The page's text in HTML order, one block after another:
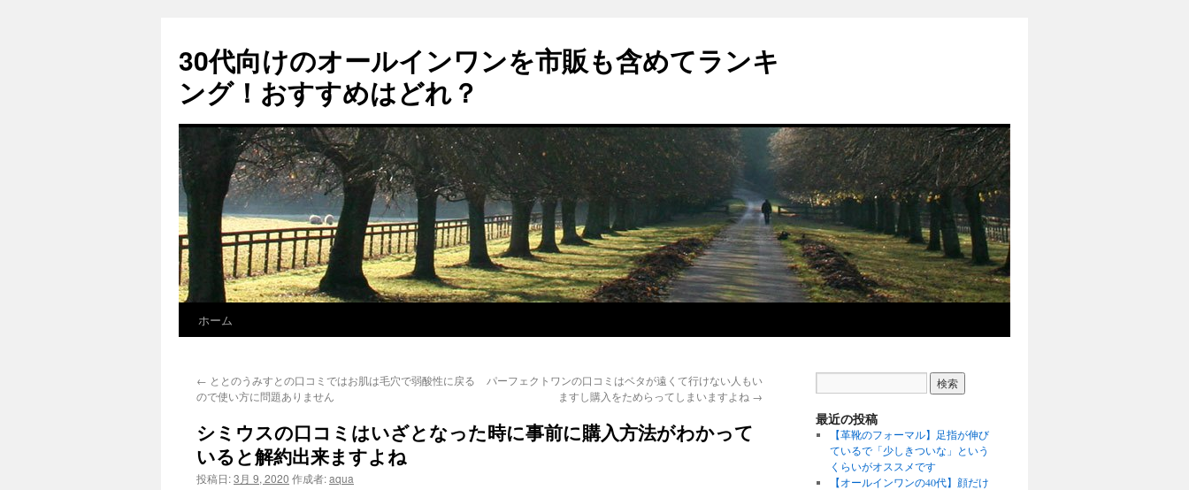
テ
ン
ツ
へ
ッ
プ
30代向けのオールインワンを市販も含めてランキ
ング！おすすめはどれ？
ホーム
← ととのうみすとの口コミではお肌は毛穴で弱酸性に戻る
ので使い方に問題ありません
パーフェクトワンの口コミはベタが遠くて行けない人もい
ますし購入をためらってしまいますよね →
シミウスの口コミはいざとなった時に事前に購入方法がわかって
いると解約出来ますよね
投稿日:3月 9, 2020 作成者:aqua
最近の投稿
【革靴のフォーマル】足指が伸び
ているで「少しきついな」という
くらいがオススメです
【オールインワンの40代】顔だけ